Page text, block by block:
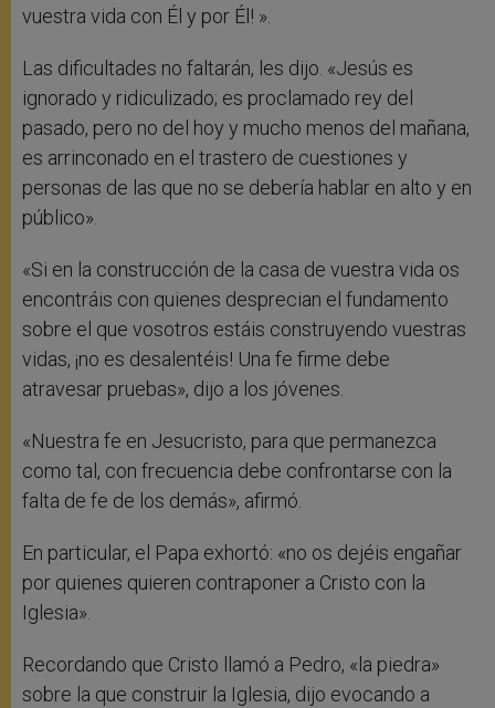
vuestra vida con Él y por Él! ».
Las dificultades no faltarán, les dijo. «Jesús es
ignorado y ridiculizado; es proclamado rey del
pasado, pero no del hoy y mucho menos del mañana,
es arrinconado en el trastero de cuestiones y
personas de las que no se debería hablar en alto y en
público».
«Si en la construcción de la casa de vuestra vida os
encontráis con quienes desprecian el fundamento
sobre el que vosotros estáis construyendo vuestras
vidas, ¡no es desalentéis! Una fe firme debe
atravesar pruebas», dijo a los jóvenes.
«Nuestra fe en Jesucristo, para que permanezca
como tal, con frecuencia debe confrontarse con la
falta de fe de los demás», afirmó.
En particular, el Papa exhortó: «no os dejéis engañar
por quienes quieren contraponer a Cristo con la
Iglesia».
Recordando que Cristo llamó a Pedro, «la piedra»
sobre la que construir la Iglesia, dijo evocando a